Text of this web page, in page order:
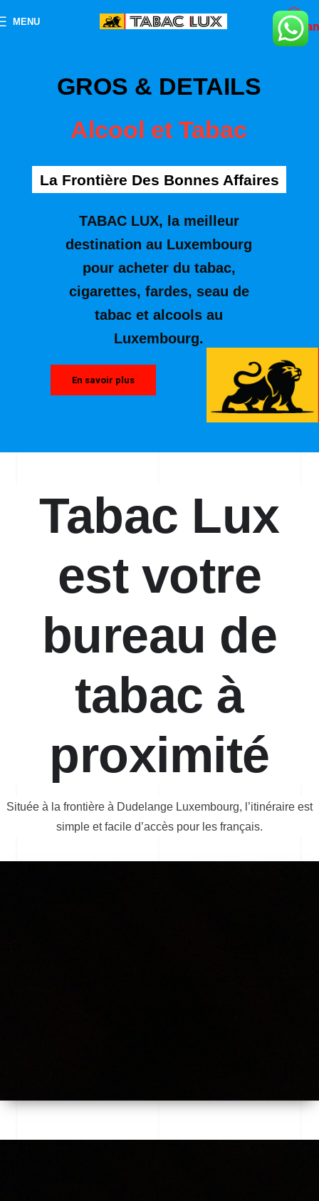
MENU -18
La Frontière Des Bonnes Affaires
Alcool et Tabac
TABAC LUX, la meilleur
destination au Luxembourg
pour acheter du tabac,
cigarettes, fardes, seau de
tabac et alcools au
Luxembourg.
En savoir plus
GROS & DETAILS
Tabac Lux
est votre
bureau de
tabac à
proximité
Située à la frontière à Dudelange Luxembourg, l’itinéraire est
simple et facile d’accès pour les français.